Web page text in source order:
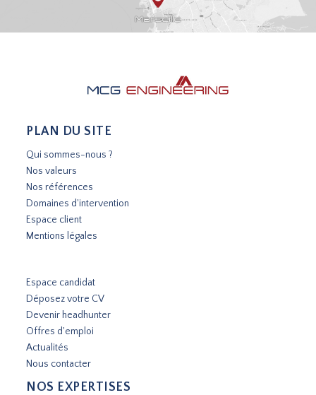
PLAN DU SITE
Qui sommes-nous ?
Nos valeurs
Nos références
Domaines d'intervention
Espace client
Mentions légales
Espace candidat
Déposez votre CV
Devenir headhunter
Offres d'emploi
Actualités
Nous contacter
NOS EXPERTISES